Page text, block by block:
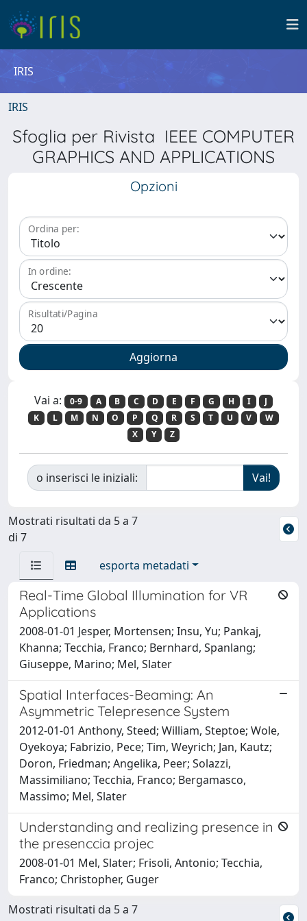
IRIS
IRIS
Sfoglia per Rivista IEEE COMPUTER
GRAPHICS AND APPLICATIONS
Opzioni
Ordina per:
In ordine:
Risultati/Pagina
Vai a: 0-9 A B C D E F G H I
J
K
L M N O P Q R S T U V
W
X
Y Z
o inserisci le iniziali:
Mostrati risultati da 5 a 7
di 7
esporta metadati
Real-Time Global Illumination for VR
Applications
2008-01-01 Jesper, Mortensen; Insu, Yu; Pankaj,
Khanna; Tecchia, Franco; Bernhard, Spanlang;
Giuseppe, Marino; Mel, Slater
Spatial Interfaces-Beaming: An
Asymmetric Telepresence System
2012-01-01 Anthony, Steed; William, Steptoe; Wole,
Oyekoya; Fabrizio, Pece; Tim, Weyrich; Jan, Kautz;
Doron, Friedman; Angelika, Peer; Solazzi,
Massimiliano; Tecchia, Franco; Bergamasco,
Massimo; Mel, Slater
Understanding and realizing presence in
the presenccia projec
2008-01-01 Mel, Slater; Frisoli, Antonio; Tecchia,
Franco; Christopher, Guger
Mostrati risultati da 5 a 7